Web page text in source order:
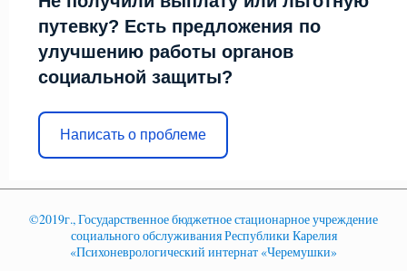
путевку? Есть предложения по
улучшению работы органов
социальной защиты?
Написать о проблеме
©2019г., Государственное бюджетное стационарное учреждение
социального обслуживания Республики Карелия
«Психоневрологический интернат «Черемушки»